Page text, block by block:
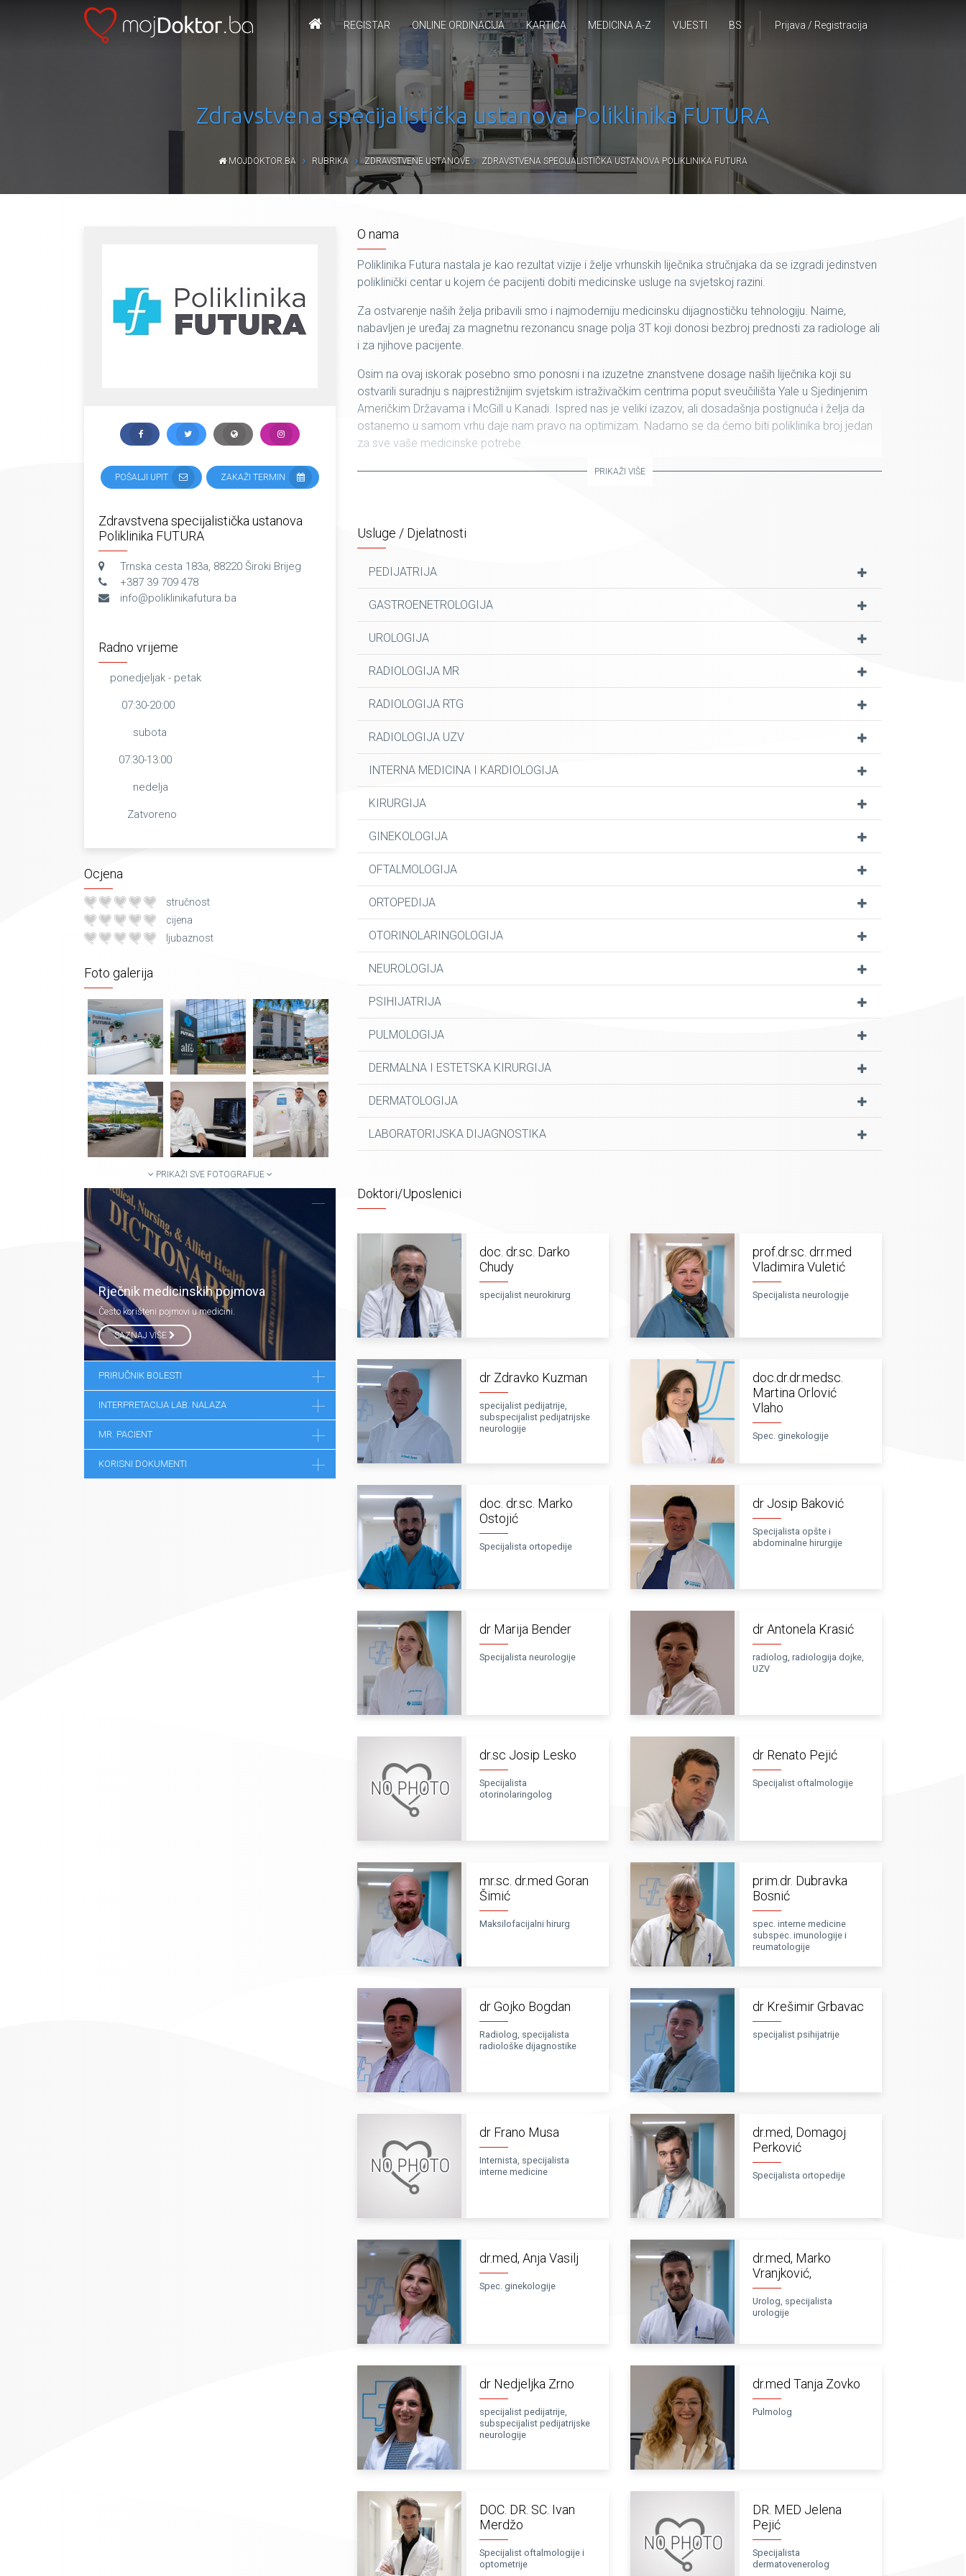
Prijava / Registracija
REGISTAR ONLINE ORDINACIJA KARTICA MEDICINA A-Z VIJESTI BS
Zdravstvena specijalistička ustanova Poliklinika FUTURA
MOJDOKTOR.BA RUBRIKA ZDRAVSTVENE USTANOVE ZDRAVSTVENA SPECIJALISTIČKA USTANOVA POLIKLINIKA FUTURA
ZAKAŽI TERMIN
POŠALJI UPIT
Zdravstvena specijalistička ustanova
Poliklinika FUTURA
Trnska cesta 183a, 88220 Široki Brijeg
+387 39 709 478
info@poliklinikafutura.ba
Radno vrijeme
ponedjeljak - petak
07:30-20:00
subota
07:30-13:00
nedelja
Zatvoreno
Ocjena
stručnost
cijena
ljubaznost
Foto galerija
PRIKAŽI SVE FOTOGRAFIJE
Rječnik medicinskih pojmova
Često korišteni pojmovi u medicini.
SAZNAJ VIŠE
PRIRUČNIK BOLESTI
INTERPRETACIJA LAB. NALAZA
MR. PACIENT
KORISNI DOKUMENTI
O nama
Poliklinika Futura nastala je kao rezultat vizije i želje vrhunskih liječnika stručnjaka da se izgradi jedinstven
poliklinički centar u kojem će pacijenti dobiti medicinske usluge na svjetskoj razini.
Za ostvarenje naših želja pribavili smo i najmoderniju medicinsku dijagnostičku tehnologiju. Naime,
nabavljen je uređaj za magnetnu rezonancu snage polja 3T koji donosi bezbroj prednosti za radiologe ali
i za njihove pacijente.
Osim na ovaj iskorak posebno smo ponosni i na izuzetne znanstvene dosage naših liječnika koji su
ostvarili suradnju s najprestižnijim svjetskim istraživačkim centrima poput sveučilišta Yale u Sjedinjenim
Američkim Državama i McGill u Kanadi. Ispred nas je veliki izazov, ali dosadašnja postignuća i želja da
ostanemo u samom vrhu daje nam pravo na optimizam. Nadamo se da ćemo biti poliklinika broj jedan
za sve vaše medicinske potrebe.
PRIKAŽI VIŠE
Usluge / Djelatnosti
PEDIJATRIJA
GASTROENETROLOGIJA
UROLOGIJA
RADIOLOGIJA MR
RADIOLOGIJA RTG
RADIOLOGIJA UZV
INTERNA MEDICINA I KARDIOLOGIJA
KIRURGIJA
GINEKOLOGIJA
OFTALMOLOGIJA
ORTOPEDIJA
OTORINOLARINGOLOGIJA
NEUROLOGIJA
PSIHIJATRIJA
PULMOLOGIJA
DERMALNA I ESTETSKA KIRURGIJA
DERMATOLOGIJA
LABORATORIJSKA DIJAGNOSTIKA
Doktori/Uposlenici
doc. dr.sc. Darko
Chudy
specijalist neurokirurg
prof.dr.sc. drr.med
Vladimira Vuletić
Specijalista neurologije
dr Zdravko Kuzman
specijalist pedijatrije,
subspecijalist pedijatrijske
neurologije
doc.dr.dr.medsc.
Martina Orlović
Vlaho
Spec. ginekologije
doc. dr.sc. Marko
Ostojić
Specijalista ortopedije
dr Josip Baković
Specijalista opšte i
abdominalne hirurgije
dr Marija Bender
Specijalista neurologije
dr Antonela Krasić
radiolog, radiologija dojke,
UZV
dr.sc Josip Lesko
Specijalista
otorinolaringolog
dr Renato Pejić
Specijalist oftalmologije
mr.sc. dr.med Goran
Šimić
Maksilofacijalni hirurg
prim.dr. Dubravka
Bosnić
spec. interne medicine
subspec. imunologije i
reumatologije
dr Gojko Bogdan
Radiolog, specijalista
radiološke dijagnostike
dr Krešimir Grbavac
specijalist psihijatrije
dr Frano Musa
Internista, specijalista
interne medicine
dr.med, Domagoj
Perković
Specijalista ortopedije
dr.med, Anja Vasilj
Spec. ginekologije
dr.med, Marko
Vranjković,
Urolog, specijalista
urologije
dr Nedjeljka Zrno
specijalist pedijatrije,
subspecijalist pedijatrijske
neurologije
dr.med Tanja Zovko
Pulmolog
DOC. DR. SC. Ivan
Merdžo
Specijalist oftalmologije i
optometrije
DR. MED Jelena
Pejić
Specijalista
dermatovenerolog